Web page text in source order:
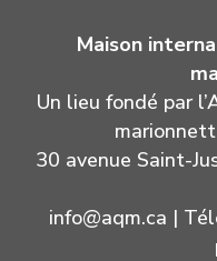
Maison
Un lieu fondé par
30 avenue Saint-
info@aqm.ca |